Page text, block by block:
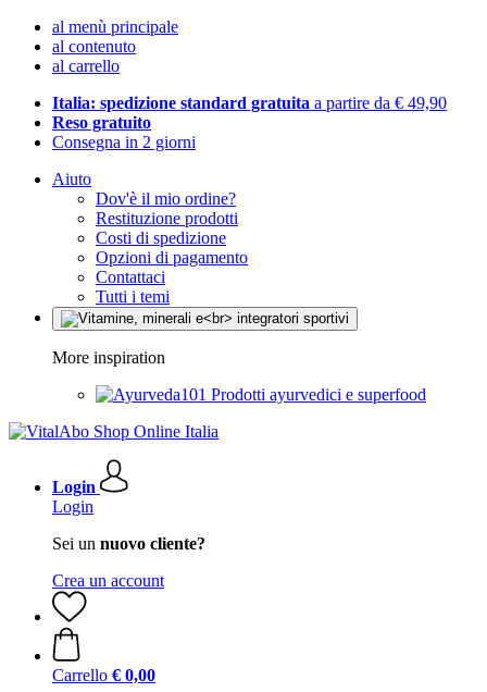
al menù principale
al contenuto
al carrello
Italia: spedizione standard gratuita a partire da € 49,90
Reso gratuito
Consegna in 2 giorni
Aiuto
Dov'è il mio ordine?
Restituzione prodotti
Costi di spedizione
Opzioni di pagamento
Contattaci
Tutti i temi
More inspiration
Prodotti ayurvedici e superfood
Login
Login
Sei un nuovo cliente?
Crea un account
Carrello € 0,00